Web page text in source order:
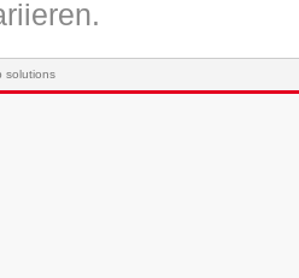
solutions